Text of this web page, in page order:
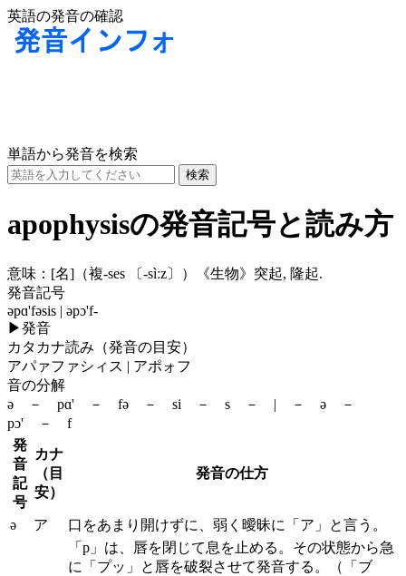
英語の発音の確認
単語から発音を検索
apophysisの発音記号と読み方
意味： [名] （複-ses 〔-sìːz〕
）《生物》突起, 隆起.
発音記号
əpɑ'fəsis | əpɔ'f-
▶発音
カタカナ読み（発音の目安）
アパァファシィス | アポォフ
音の分解
ə － pɑ' － fə － si － s － | － ə －
pɔ' － f
発
音
記
号
カナ
（目
安）
発音の仕方
ə ア 口をあまり開けずに、弱く曖昧に「ア」と言う。
「p」は、唇を閉じて息を止める。その状態から急
に「プッ」と唇を破裂させて発音する。（「ブ